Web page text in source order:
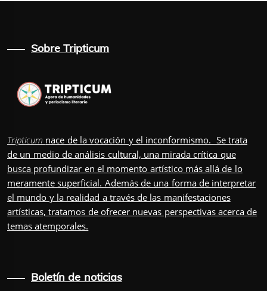
Sobre Tripticum
Tripticum nace de la vocación y el inconformismo. Se trata
de un medio de análisis cultural, una mirada crítica que
busca profundizar en el momento artístico más allá de lo
meramente superficial. Además de una forma de interpretar
el mundo y la realidad a través de las manifestaciones
artísticas, tratamos de ofrecer nuevas perspectivas acerca de
temas atemporales.
Boletín de noticias